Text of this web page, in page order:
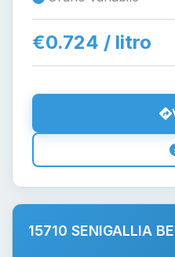
€0.724 / litro
15710 SENIGALLIA